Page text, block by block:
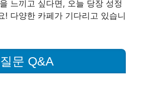
느끼고 싶다면, 오늘 당장 성정
! 다양한 카페가 기다리고 있습니
문 Q&A